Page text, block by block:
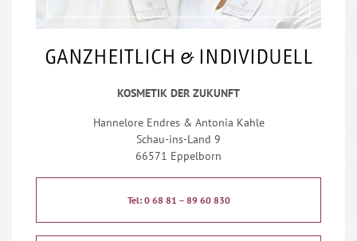
GANZHEITLICH & INDIVIDUELL
KOSMETIK DER ZUKUNFT
Hannelore Endres & Antonia Kahle
Schau-ins-Land 9
66571 Eppelborn
Tel: 0 68 81 – 89 60 830